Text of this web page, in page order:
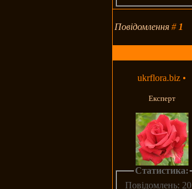
Повідомлення# 1
ukrflora.biz •
Експерт
Статистика:
Повідомлень: 20